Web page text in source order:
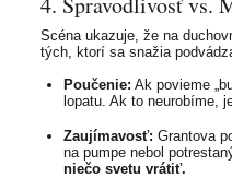
Scéna ukazuje, že na
tých, ktorí sa snažia
Poučenie: Ak povieme
lopatu. Ak to neurobíme,
Zaujímavosť: Grantova
na pumpe nebol
niečo svetu vrátiť.